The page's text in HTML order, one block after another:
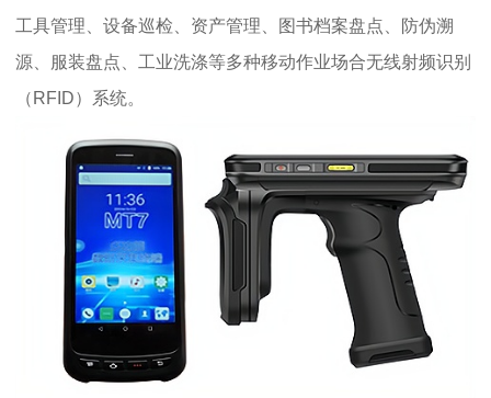
工具管理、设备巡检、资产管理、图书档案盘点、防伪溯
源、服装盘点、工业洗涤等多种移动作业场合无线射频识别
（RFID）系统。